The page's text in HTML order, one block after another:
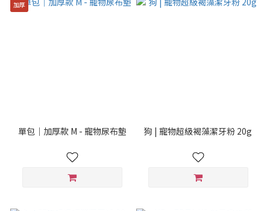
加厚
單包｜加厚款 M - 寵物尿布墊 狗 | 寵物超級褐藻潔牙粉 20g